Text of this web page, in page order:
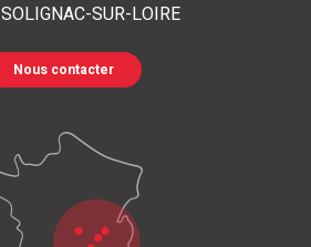
SOLIGNAC-SUR-LOIRE
Nous contacter